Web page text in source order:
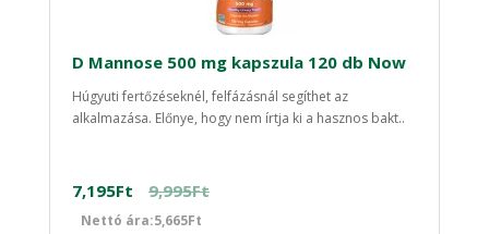
D Mannose 500 mg kapszula 120 db Now
Húgyuti fertőzéseknél, felfázásnál segíthet az
alkalmazása. Előnye, hogy nem írtja ki a hasznos bakt..
7,195Ft 9,995Ft
Nettó ára:5,665Ft